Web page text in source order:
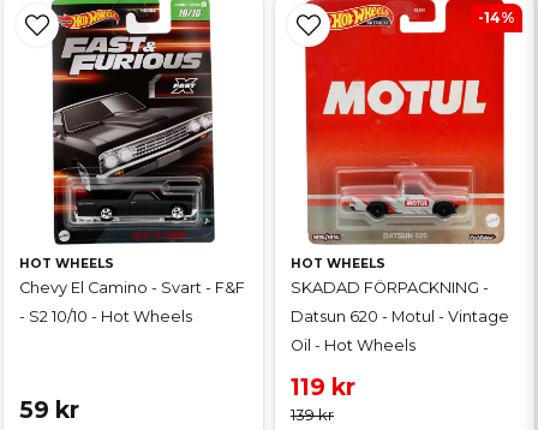
HOT WHEELS
Chevy El Camino - Svart - F&F
- S2 10/10 - Hot Wheels
59 kr
HOT WHEELS
SKADAD FÖRPACKNING -
Datsun 620 - Motul - Vintage
Oil - Hot Wheels
139 kr
119 kr
-14%